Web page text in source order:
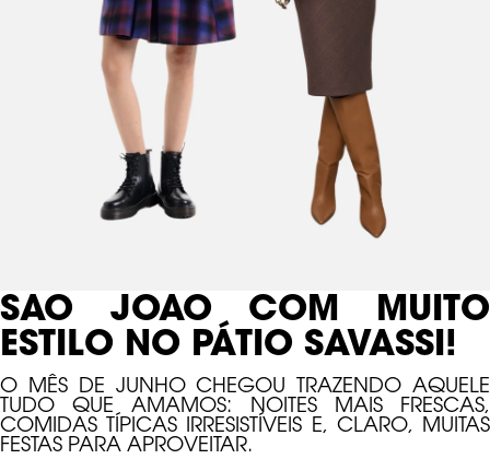
SÃO JOÃO COM MUITO
ESTILO NO PÁTIO SAVASSI!
O MÊS DE JUNHO CHEGOU TRAZENDO AQUELE
TUDO QUE AMAMOS: NOITES MAIS FRESCAS,
COMIDAS TÍPICAS IRRESISTÍVEIS E, CLARO, MUITAS
FESTAS PARA APROVEITAR.